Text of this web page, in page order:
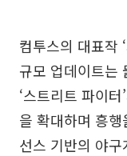
컴투스의 대표작
규모 업데이트는
‘스트리트 파이
을 확대하며 흥
선스 기반의 야